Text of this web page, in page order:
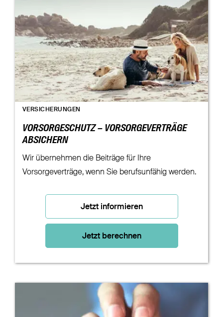
VERSICHERUNGEN
VORSORGESCHUTZ – VORSORGEVERTRÄGE
ABSICHERN
Wir übernehmen die Beiträge für Ihre
Vorsorgeverträge, wenn Sie berufsunfähig werden.
Jetzt informieren
Jetzt berechnen